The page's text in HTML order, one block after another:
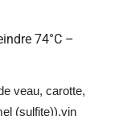
74°C –
veau, carotte,
(sulfite)),vin